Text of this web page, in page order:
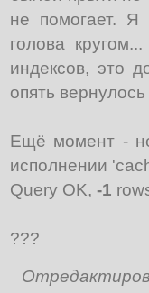
не помогает.
голова
индексов, это
опять
Ещё момент -
исполнении
Query OK, -1
???